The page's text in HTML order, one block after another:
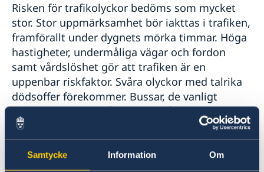
Samtycke Information Om
Pass utomlands
Förnyelse av pass för vuxna
Ansökan om pass för barn under 18 år
Provisoriskt pass
Nationellt svenskt id-kort
Samordningsnummer
Legaliseringar
Avgifter
Gifta sig i Kenya
Hjälp kring medborgarskap
Om svenskt medborgarskap
Akut hjälp
SOS-International & Falck Global Assistance
Svenska skolan i Nairobi
Ambassadens reseinformation
Aktuella händelser
Allmänna säkerhetsläget
Terrorism
Naturförhållanden och katastrofer
In- och utresebestämmelser
Hälso- och sjukvård
Lokala lagar och sedvänjor
Kriminalitet och personlig säkerhet
Trafiksäkerhet
Försäkringsskydd
Risken för trafikolyckor bedöms som mycket
stor. Stor uppmärksamhet bör iakttas i trafiken,
framförallt under dygnets mörka timmar. Höga
hastigheter, undermåliga vägar och fordon
samt vårdslöshet gör att trafiken är en
uppenbar riskfaktor. Svåra olyckor med talrika
dödsoffer förekommer. Bussar, de vanligt
förekommande småbussarna så kallade
”matatus”, samt MC-taxis ”Boda-Bodas” är ofta
inblandade i olyckor.